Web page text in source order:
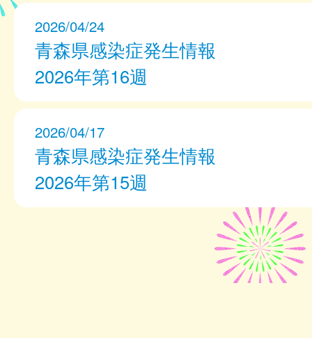
2026/04/24
青森県感染症発生情報
2026年第16週
2026/04/17
青森県感染症発生情報
2026年第15週